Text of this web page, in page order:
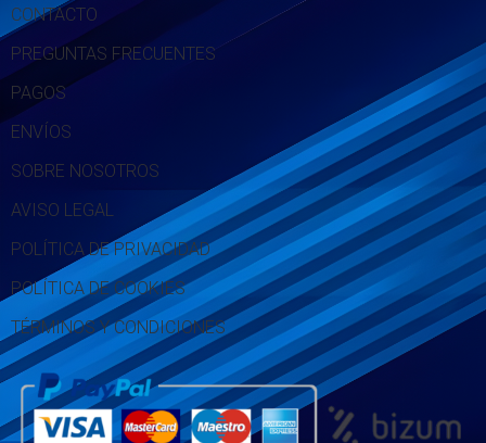
CONTACTO
PREGUNTAS FRECUENTES
PAGOS
ENVÍOS
SOBRE NOSOTROS
AVISO LEGAL
POLÍTICA DE PRIVACIDAD
POLÍTICA DE COOKIES
TÉRMINOS Y CONDICIONES